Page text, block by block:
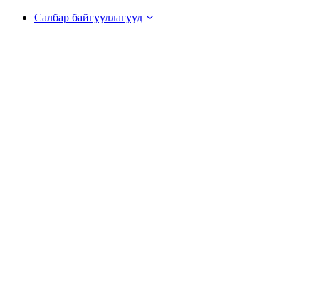
Салбар байгууллагууд